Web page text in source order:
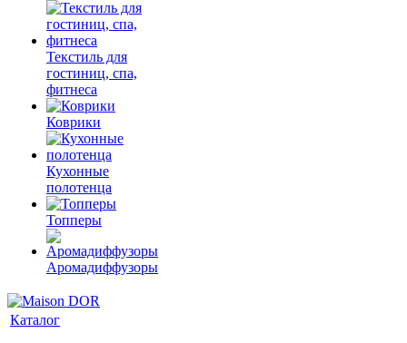
Текстиль для
гостиниц, спа,
фитнеса
Коврики
Кухонные
полотенца
Топперы
Аромадиффузоры
Каталог